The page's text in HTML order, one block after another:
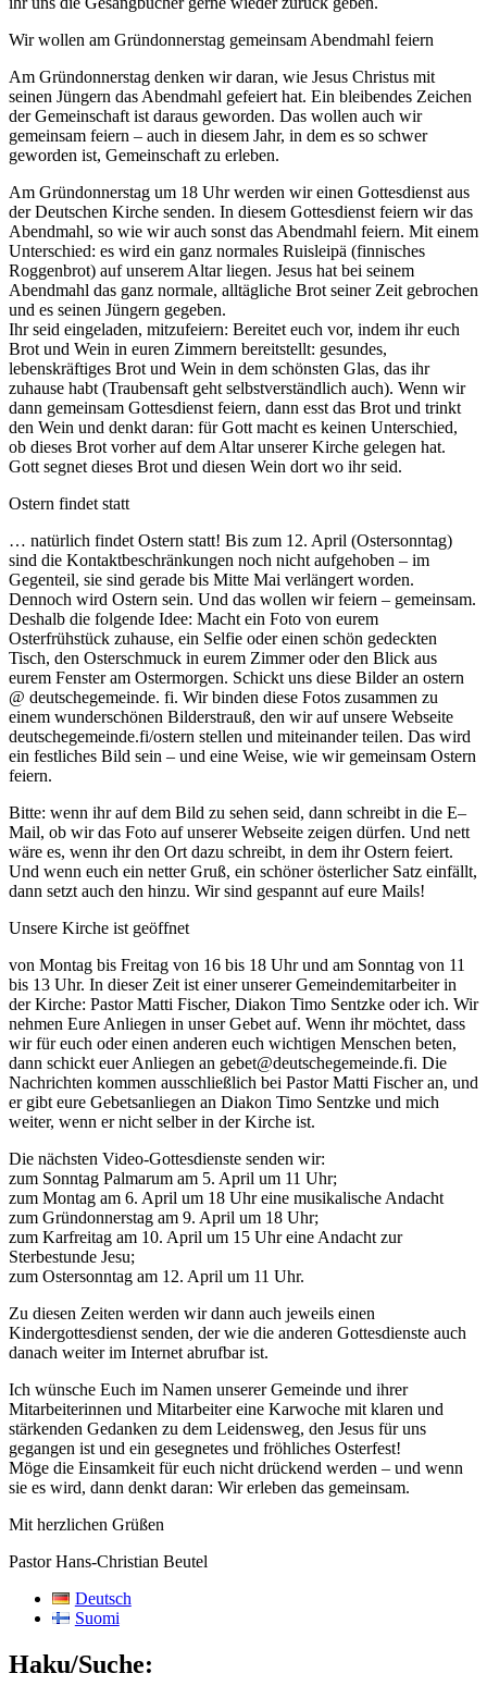
Wir wollen am Gründonnerstag gemeinsam Abendmahl feiern
Am Gründonnerstag denken wir daran, wie Jesus Christus mit
seinen Jüngern das Abendmahl gefeiert hat. Ein bleibendes Zeichen
der Gemeinschaft ist daraus geworden. Das wollen auch wir
gemeinsam feiern – auch in diesem Jahr, in dem es so schwer
geworden ist, Gemeinschaft zu erleben.
Am Gründonnerstag um 18 Uhr werden wir einen Gottesdienst aus
der Deutschen Kirche senden. In diesem Gottesdienst feiern wir das
Abendmahl, so wie wir auch sonst das Abendmahl feiern. Mit einem
Unterschied: es wird ein ganz normales Ruisleipä (finnisches
Roggenbrot) auf unserem Altar liegen. Jesus hat bei seinem
Abendmahl das ganz normale, alltägliche Brot seiner Zeit gebrochen
und es seinen Jüngern gegeben.
Ihr seid eingeladen, mitzufeiern: Bereitet euch vor, indem ihr euch
Brot und Wein in euren Zimmern bereitstellt: gesundes,
lebenskräftiges Brot und Wein in dem schönsten Glas, das ihr
zuhause habt (Traubensaft geht selbstverständlich auch). Wenn wir
dann gemeinsam Gottesdienst feiern, dann esst das Brot und trinkt
den Wein und denkt daran: für Gott macht es keinen Unterschied,
ob dieses Brot vorher auf dem Altar unserer Kirche gelegen hat.
Gott segnet dieses Brot und diesen Wein dort wo ihr seid.
Ostern findet statt
… natürlich findet Ostern statt! Bis zum 12. April (Ostersonntag)
sind die Kontaktbeschränkungen noch nicht aufgehoben – im
Gegenteil, sie sind gerade bis Mitte Mai verlängert worden.
Dennoch wird Ostern sein. Und das wollen wir feiern – gemeinsam.
Deshalb die folgende Idee: Macht ein Foto von eurem
Osterfrühstück zuhause, ein Selfie oder einen schön gedeckten
Tisch, den Osterschmuck in eurem Zimmer oder den Blick aus
eurem Fenster am Ostermorgen. Schickt uns diese Bilder an ostern
@ deutschegemeinde. fi. Wir binden diese Fotos zusammen zu
einem wunderschönen Bilderstrauß, den wir auf unsere Webseite
deutschegemeinde.fi/ostern stellen und miteinander teilen. Das wird
ein festliches Bild sein – und eine Weise, wie wir gemeinsam Ostern
feiern.
Bitte: wenn ihr auf dem Bild zu sehen seid, dann schreibt in die E–
Mail, ob wir das Foto auf unserer Webseite zeigen dürfen. Und nett
wäre es, wenn ihr den Ort dazu schreibt, in dem ihr Ostern feiert.
Und wenn euch ein netter Gruß, ein schöner österlicher Satz einfällt,
dann setzt auch den hinzu. Wir sind gespannt auf eure Mails!
Unsere Kirche ist geöffnet
von Montag bis Freitag von 16 bis 18 Uhr und am Sonntag von 11
bis 13 Uhr. In dieser Zeit ist einer unserer Gemeindemitarbeiter in
der Kirche: Pastor Matti Fischer, Diakon Timo Sentzke oder ich. Wir
nehmen Eure Anliegen in unser Gebet auf. Wenn ihr möchtet, dass
wir für euch oder einen anderen euch wichtigen Menschen beten,
dann schickt euer Anliegen an gebet@deutschegemeinde.fi. Die
Nachrichten kommen ausschließlich bei Pastor Matti Fischer an, und
er gibt eure Gebetsanliegen an Diakon Timo Sentzke und mich
weiter, wenn er nicht selber in der Kirche ist.
Die nächsten Video-Gottesdienste senden wir:
zum Sonntag Palmarum am 5. April um 11 Uhr;
zum Montag am 6. April um 18 Uhr eine musikalische Andacht
zum Gründonnerstag am 9. April um 18 Uhr;
zum Karfreitag am 10. April um 15 Uhr eine Andacht zur
Sterbestunde Jesu;
zum Ostersonntag am 12. April um 11 Uhr.
Zu diesen Zeiten werden wir dann auch jeweils einen
Kindergottesdienst senden, der wie die anderen Gottesdienste auch
danach weiter im Internet abrufbar ist.
Ich wünsche Euch im Namen unserer Gemeinde und ihrer
Mitarbeiterinnen und Mitarbeiter eine Karwoche mit klaren und
stärkenden Gedanken zu dem Leidensweg, den Jesus für uns
gegangen ist und ein gesegnetes und fröhliches Osterfest!
Möge die Einsamkeit für euch nicht drückend werden – und wenn
sie es wird, dann denkt daran: Wir erleben das gemeinsam.
Mit herzlichen Grüßen
Pastor Hans-Christian Beutel
Deutsch
Suomi
Haku/Suche: